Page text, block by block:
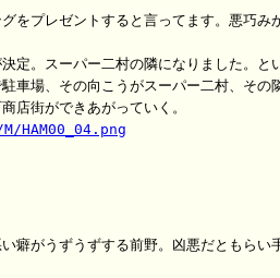
をプレゼントすると言ってます。悪巧み
定。スーパー二村の隣になりました。と
車場、その向こうがスーパー二村、その
癖がうずうずする前野。凶悪だともらい